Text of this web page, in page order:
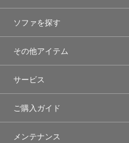
ソファを探す
その他アイテム
サービス
ご購入ガイド
メンテナンス